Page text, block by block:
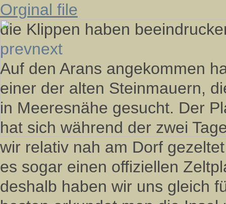
Orginal file
die Klippen haben
prevnext
Auf den Arans angekommen
einer der alten Steinmauern,
in Meeresnähe gesucht. Der
hat sich während der zwei
wir relativ nah am Dorf
es sogar einen offiziellen
deshalb haben wir uns gleich